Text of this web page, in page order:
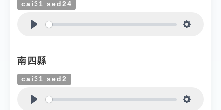
cai31 sed24
南四縣
cai31 sed2